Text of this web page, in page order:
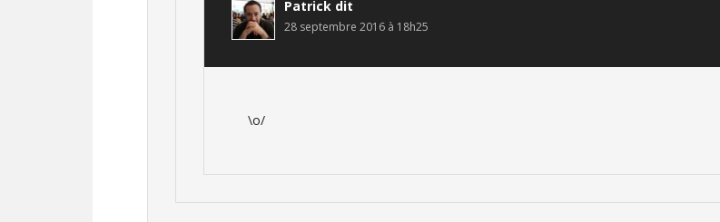
Patrick dit
28 septembre 2016 à 18h25
\o/